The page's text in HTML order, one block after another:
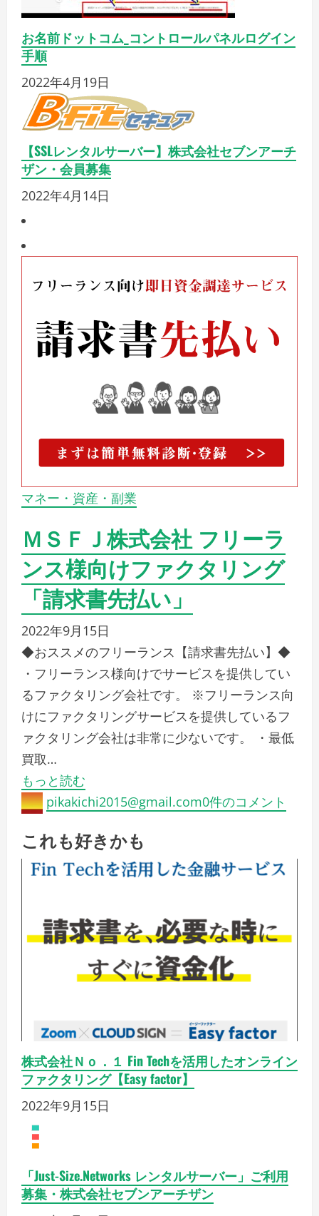
お名前ドットコム_コントロールパネルログイン
手順
2022年4月19日
【SSLレンタルサーバー】株式会社セブンアーチ
ザン・会員募集
2022年4月14日
マネー・資産・副業
ＭＳＦＪ株式会社 フリーラ
ンス様向けファクタリング
「請求書先払い」
2022年9月15日
◆おススメのフリーランス【請求書先払い】◆
・フリーランス様向けでサービスを提供してい
るファクタリング会社です。 ※フリーランス向
けにファクタリングサービスを提供しているフ
ァクタリング会社は非常に少ないです。 ・最低
買取…
もっと読む
pikakichi2015@gmail.com0件のコメント
これも好きかも
株式会社Ｎｏ．１ Fin Techを活用したオンライン
ファクタリング【Easy factor】
2022年9月15日
「Just-Size.Networks レンタルサーバー」ご利用
募集・株式会社セブンアーチザン